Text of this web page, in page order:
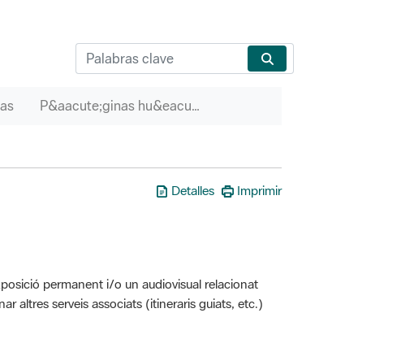
P&aacute;ginas hu&eacute;rfanas
Detalles Imprimir
permanent i/o un audiovisual relacionat
altres serveis associats (itineraris guiats, etc.)